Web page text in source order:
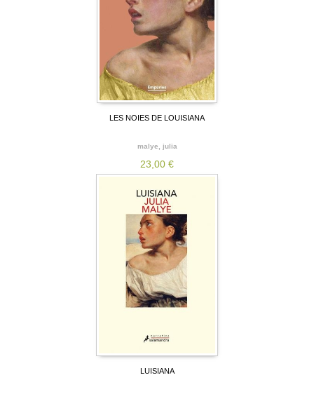
LES NOIES DE LOUISIANA
malye, julia
23,00 €
LUISIANA